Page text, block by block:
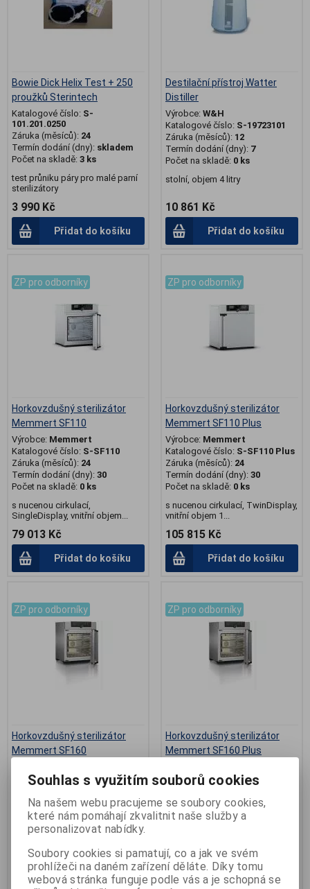
Bowie Dick Helix Test + 250
proužků Sterintech
Katalogové číslo: S-
101.201.0250
Záruka (měsíců): 24
Termín dodání (dny): skladem
Počet na skladě: 3 ks
test průniku páry pro malé parní
sterilizátory
3 990 Kč
Přidat do košíku
Destilační přístroj Watter
Distiller
Výrobce: W&H
Katalogové číslo: S-19723101
Záruka (měsíců): 12
Termín dodání (dny): 7
Počet na skladě: 0 ks
stolní, objem 4 litry
10 861 Kč
Přidat do košíku
ZP pro odborníky
Horkovzdušný sterilizátor
Memmert SF110
Výrobce: Memmert
Katalogové číslo: S-SF110
Záruka (měsíců): 24
Termín dodání (dny): 30
Počet na skladě: 0 ks
s nucenou cirkulací,
SingleDisplay, vnitřní objem...
79 013 Kč
Přidat do košíku
ZP pro odborníky
Horkovzdušný sterilizátor
Memmert SF110 Plus
Výrobce: Memmert
Katalogové číslo: S-SF110 Plus
Záruka (měsíců): 24
Termín dodání (dny): 30
Počet na skladě: 0 ks
s nucenou cirkulací, TwinDisplay,
vnitřní objem 1...
105 815 Kč
Přidat do košíku
ZP pro odborníky
Horkovzdušný sterilizátor
Memmert SF160
Katalogové číslo: S-SF160
Termín dodání (dny): 30
Počet na skladě: 0 ks
s nucenou cirkulací,
103 939 Kč
Přidat do košíku
ZP pro odborníky
Horkovzdušný sterilizátor
Memmert SF160 Plus
Katalogové číslo:S-SF160 Plus
Termín dodání (dny):30
Počet na skladě:0 ks
131 830 Kč
Přidat do košíku
Souhlas s využitím souborů cookies
Na našem webu pracujeme se soubory cookies,
které nám pomáhají zkvalitnit naše služby a
personalizovat nabídky.
Soubory cookies si pamatují, co a jak ve svém
prohlížeči na daném zařízení děláte. Díky tomu
webová stránka funguje podle vás a je schopná se